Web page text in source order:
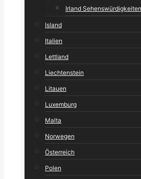
Irland Sehenswürdigkeiten
Island
Italien
Lettland
Liechtenstein
Litauen
Luxemburg
Malta
Norwegen
Österreich
Polen